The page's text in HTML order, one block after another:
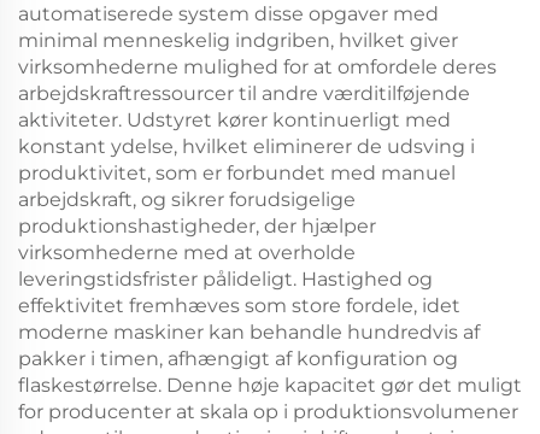
automatiserede system disse opgaver med
minimal menneskelig indgriben, hvilket giver
virksomhederne mulighed for at omfordele deres
arbejdskraftressourcer til andre værditilføjende
aktiviteter. Udstyret kører kontinuerligt med
konstant ydelse, hvilket eliminerer de udsving i
produktivitet, som er forbundet med manuel
arbejdskraft, og sikrer forudsigelige
produktionshastigheder, der hjælper
virksomhederne med at overholde
leveringstidsfrister pålideligt. Hastighed og
effektivitet fremhæves som store fordele, idet
moderne maskiner kan behandle hundredvis af
pakker i timen, afhængigt af konfiguration og
flaskestørrelse. Denne høje kapacitet gør det muligt
for producenter at skala op i produktionsvolumener